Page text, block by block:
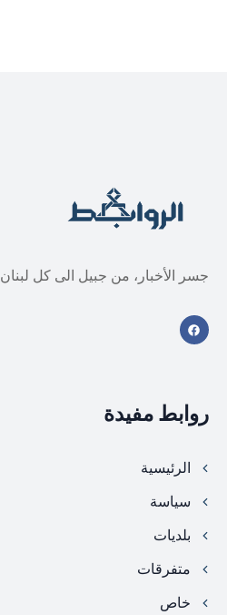
جسر الأخبار، من جبيل الى كل لبنان
روابط مفيدة
الرئيسية
سياسة
بلديات
متفرقات
خاص